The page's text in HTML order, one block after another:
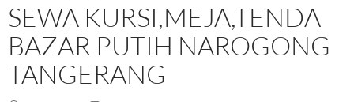
SEWA KURSI,MEJA,TENDA
BAZAR PUTIH NAROGONG
TANGERANG